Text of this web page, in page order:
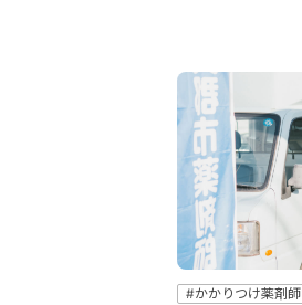
#かかりつけ薬剤師